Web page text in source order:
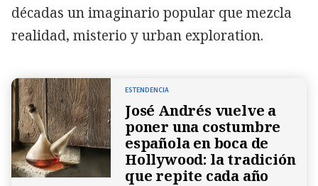
décadas un imaginario popular que mezcla
realidad, misterio y urban exploration.
ESTENDENCIA
José Andrés vuelve a
poner una costumbre
española en boca de
Hollywood: la tradición
que repite cada año